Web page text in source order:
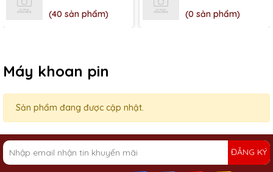
(40 sản phẩm) (0 sản phẩm)
Máy khoan pin
Sản phẩm đang được cập nhật.
ĐĂNG KÝ